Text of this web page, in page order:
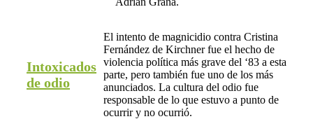
Intoxicados
de odio
El intento de magnicidio contra Cristina
Fernández de Kirchner fue el hecho de
violencia política más grave del ‘83 a esta
parte, pero también fue uno de los más
anunciados. La cultura del odio fue
responsable de lo que estuvo a punto de
ocurrir y no ocurrió.